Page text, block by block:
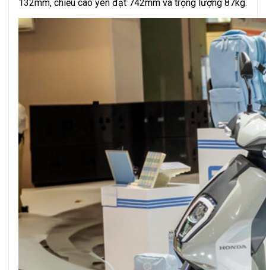
132mm, chiều cao yên đạt 742mm và trọng lượng 87kg.